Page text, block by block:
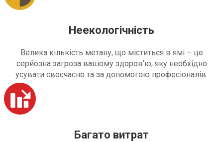
Неекологічність
Велика кількість метану, що міститься в ямі – це
серйозна загроза вашому здоров'ю, яку необхідно
усувати своєчасно та за допомогою професіоналів.
Багато витрат